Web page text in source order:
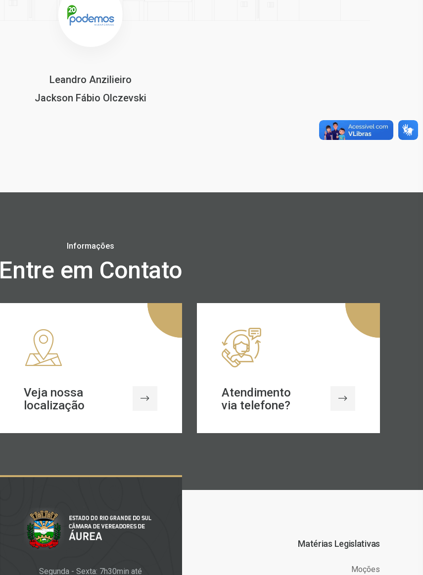
Leandro Anzilieiro
Jackson Fábio Olczevski
Informações
Entre em Contato
Veja nossa
localização
Atendimento
via telefone?
Segunda - Sexta: 7h30min até
Matérias Legislativas
Moções